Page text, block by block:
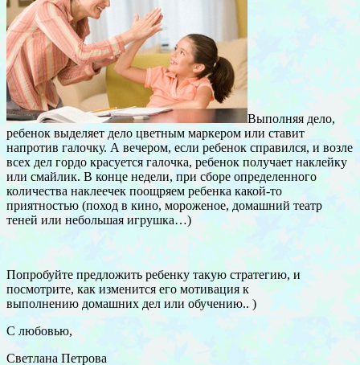
Выполняя дело,
ребенок выделяет дело цветным маркером или ставит
напротив галочку. А вечером, если ребенок справился, и возле
всех дел гордо красуется галочка, ребенок получает наклейку
или смайлик. В конце недели, при сборе определенного
количества наклеечек поощряем ребенка какой-то
приятностью (поход в кино, мороженое, домашний театр
теней или небольшая игрушка…)
Попробуйте предложить ребенку такую стратегию, и
посмотрите, как изменится его мотивация к
выполнению домашних дел или обучению.. )
С любовью,
Светлана Петрова